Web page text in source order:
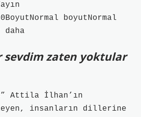
boyutNormal
sevdim zaten yoktular
Attila İlhan’ın
insanların dillerine